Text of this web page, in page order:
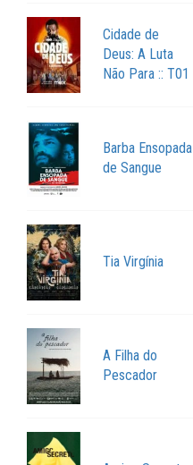
Cidade de
Deus: A Luta
Não Para :: T01
Barba Ensopada
de Sangue
Tia Virgínia
A Filha do
Pescador